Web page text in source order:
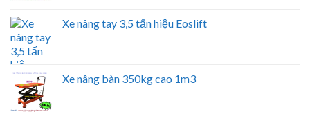
Xe nâng tay 3,5 tấn hiệu Eoslift
Xe nâng bàn 350kg cao 1m3